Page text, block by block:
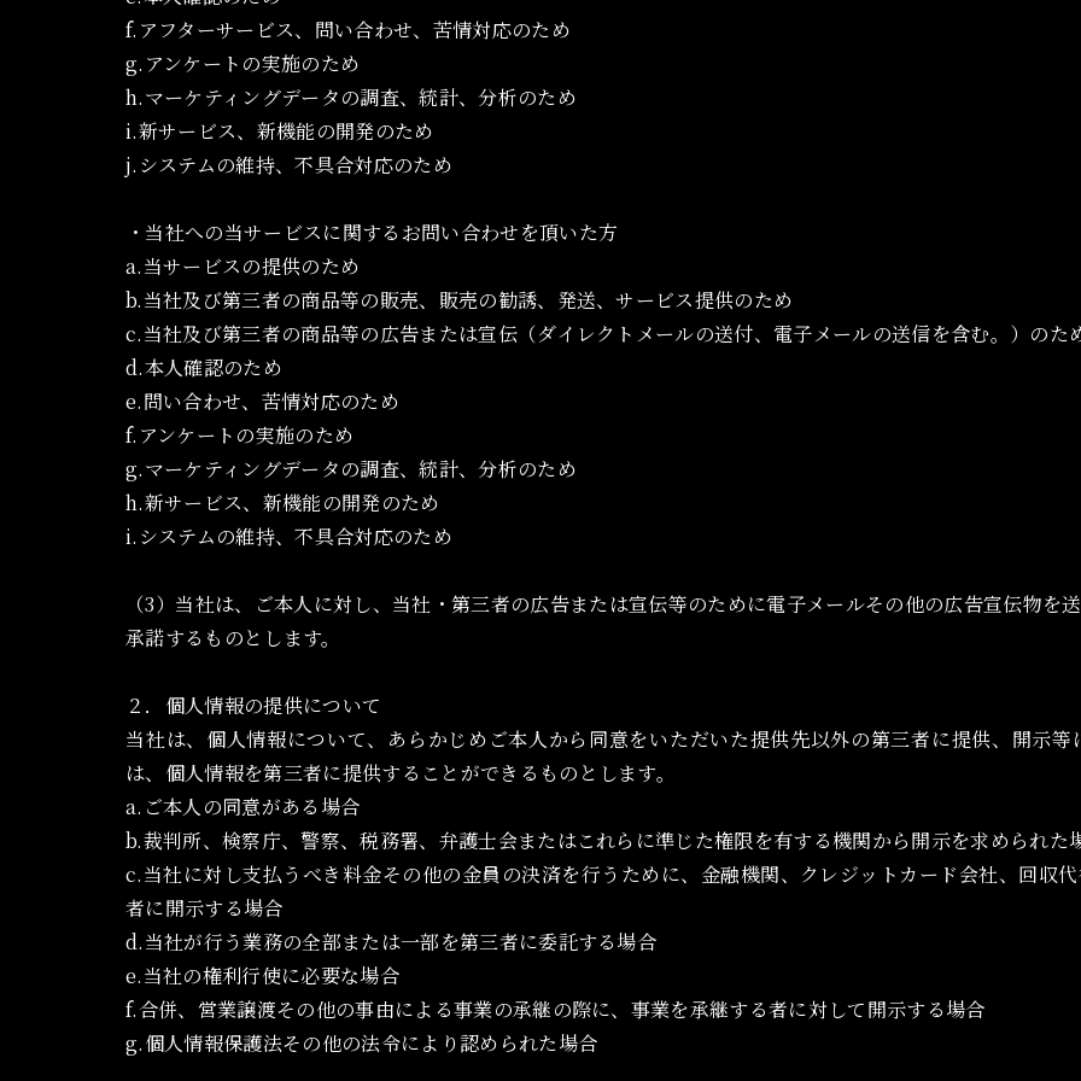
f.アフターサービス、問い合わせ、苦情対応のため
g.アンケートの実施のため
h.マーケティングデータの調査、統計、分析のため
i.新サービス、新機能の開発のため
j.システムの維持、不具合対応のため
・当社への当サービスに関するお問い合わせを頂いた方
a.当サービスの提供のため
b.当社及び第三者の商品等の販売、販売の勧誘、発送、サービス提供のため
c.当社及び第三者の商品等の広告または宣伝（ダイレクトメールの送付、電子メールの送信を含む。）のた
d.本人確認のため
e.問い合わせ、苦情対応のため
f.アンケートの実施のため
g.マーケティングデータの調査、統計、分析のため
h.新サービス、新機能の開発のため
i.システムの維持、不具合対応のため
（3）当社は、ご本人に対し、当社・第三者の広告または宣伝等のために電子メールその他の広告宣伝物
承諾するものとします。
２．個人情報の提供について
当社は、個人情報について、あらかじめご本人から同意をいただいた提供先以外の第三者に提供、開示
は、個人情報を第三者に提供することができるものとします。
a.ご本人の同意がある場合
b.裁判所、検察庁、警察、税務署、弁護士会またはこれらに準じた権限を有する機関から開示を求められた
c.当社に対し支払うべき料金その他の金員の決済を行うために、金融機関、クレジットカード会社、回収
者に開示する場合
d.当社が行う業務の全部または一部を第三者に委託する場合
e.当社の権利行使に必要な場合
f.合併、営業譲渡その他の事由による事業の承継の際に、事業を承継する者に対して開示する場合
g.個人情報保護法その他の法令により認められた場合